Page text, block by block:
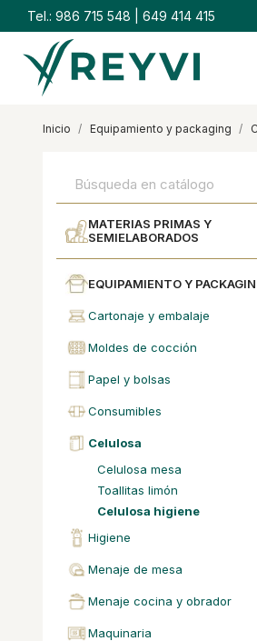
Tel.: 986 715 548 649 414 415
inicio equipamiento y packaging
MATERIAS PRIMAS Y
SEMIELABORADOS
EQUIPAMIENTO Y
cartonaje y embalaje
moldes de cocción
papel y bolsas
consumibles
celulosa
celulosa mesa
toallitas limón
celulosa higiene
higiene
menaje de mesa
menaje cocina y obrador
maquinaria